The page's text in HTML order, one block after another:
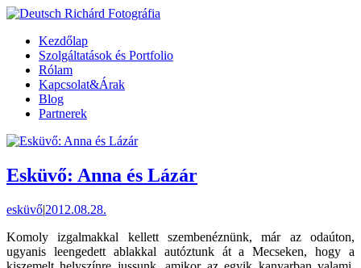
Kezdőlap
Szolgáltatások és Portfolio
Rólam
Kapcsolat&Árak
Blog
Partnerek
Esküvő: Anna és Lázár
esküvő|2012.08.28.
Komoly izgalmakkal kellett szembenéznünk, már az odaúton,
ugyanis leengedett ablakkal autóztunk át a Mecseken, hogy a